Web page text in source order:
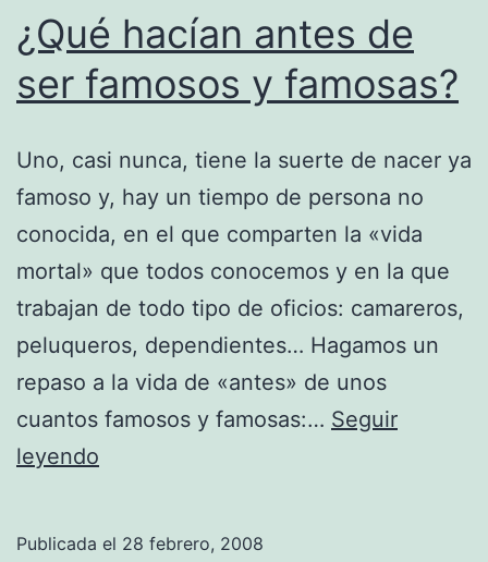
¿Qué hacían antes de
ser famosos y famosas?
Uno, casi nunca, tiene la suerte de nacer ya
famoso y, hay un tiempo de persona no
conocida, en el que comparten la «vida
mortal» que todos conocemos y en la que
trabajan de todo tipo de oficios: camareros,
peluqueros, dependientes… Hagamos un
repaso a la vida de «antes» de unos
cuantos famosos y famosas:… Seguir
leyendo
Publicada el 28 febrero, 2008